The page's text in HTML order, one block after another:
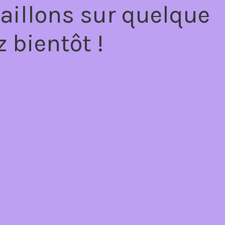
sur quelque
bientôt !